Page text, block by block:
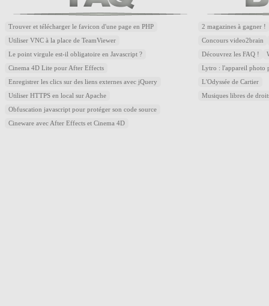
Trouver et télécharger le favicon d'une page en PHP
Utiliser VNC à la place de TeamViewer
Le point virgule est-il obligatoire en Javascript ?
Cinema 4D Lite pour After Effects
Enregistrer les clics sur des liens externes avec jQuery
Utiliser HTTPS en local sur Apache
Obfuscation javascript pour protéger son code source
Cineware avec After Effects et Cinema 4D
2 magazines à gagner !
Concours video2brain
Découvrez les FAQ !
Lytro : l'appareil photo
L'Odyssée de Cartier
Musiques libres de